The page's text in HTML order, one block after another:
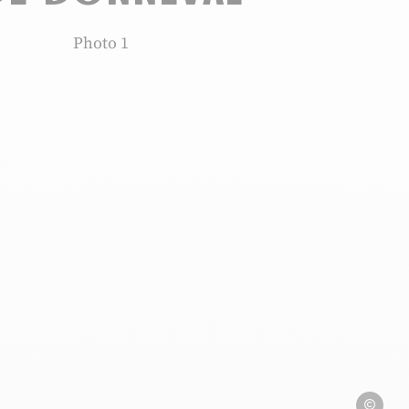
Photo 1, © Chris Brookes Photography
© Chris